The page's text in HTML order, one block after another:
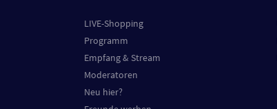
LIVE-Shopping
Programm
Empfang & Stream
Moderatoren
Neu hier?